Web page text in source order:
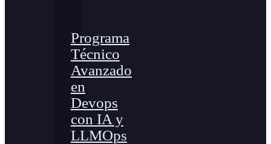
Programa
Técnico
Avanzado
en
Devops
con IA y
LLMOps